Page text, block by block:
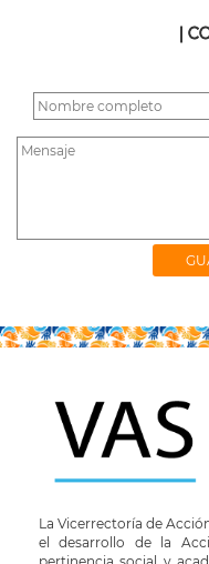
|
La Vicerrectoría de
el desarrollo de la